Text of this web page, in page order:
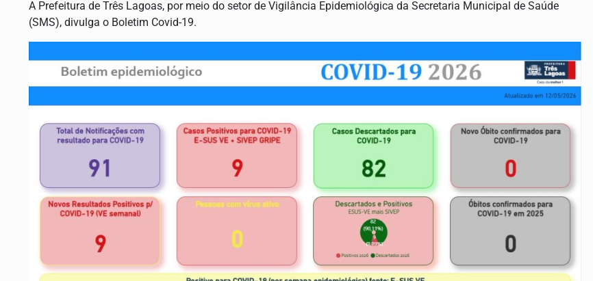
A Prefeitura de Três Lagoas, por meio do setor de Vigilância Epidemiológica da Secretaria Municipal de Saúde
(SMS), divulga o Boletim Covid-19.